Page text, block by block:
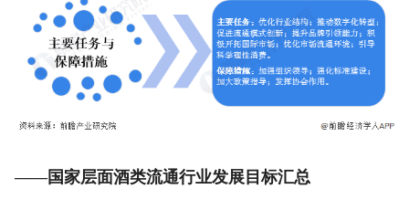
——国家层面酒类流通行业发展目标汇总